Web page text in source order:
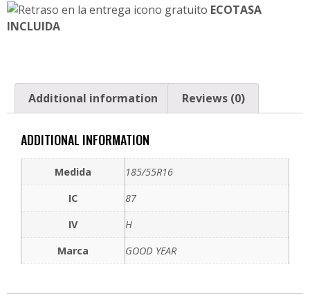
ECOTASA
INCLUIDA
Additional information Reviews (0)
ADDITIONAL INFORMATION
Medida
185/55R16
IC
87
IV
H
Marca
GOOD YEAR